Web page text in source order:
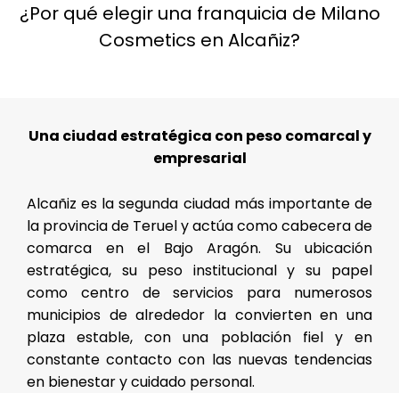
¿Por qué elegir una franquicia de Milano
Cosmetics en Alcañiz?
Una ciudad estratégica con peso comarcal y
empresarial
Alcañiz es la segunda ciudad más importante de
la provincia de Teruel y actúa como cabecera de
comarca en el Bajo Aragón. Su ubicación
estratégica, su peso institucional y su papel
como centro de servicios para numerosos
municipios de alrededor la convierten en una
plaza estable, con una población fiel y en
constante contacto con las nuevas tendencias
en bienestar y cuidado personal.